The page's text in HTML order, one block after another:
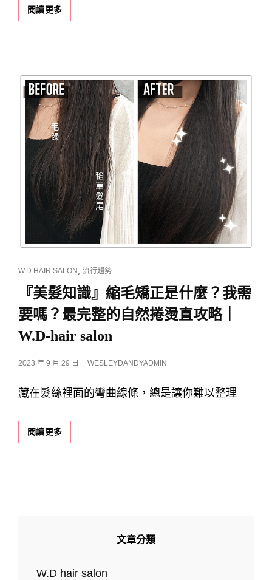
閱讀更多資
深
理
的
告
白：
自
然
捲
又
沒
時
間
整
理
頭
髮
怎
辦？
這
款
髮
最
薦
台
髮
推
W.D-
CAT
LINKS
W.D HAIR SALON 流行趨勢
『美髮知識』縮毛矯正是什麼？我需
要嗎？最完整的自然捲燙直攻略｜
W.D-hair salon
POSTED
2023 年 9 月 29 日 WESLEYDANDYADMIN
藏在髮絲裡面的彎曲線條，總是讓你難以整理
閱讀更多『美
髮
識』
我
文章分類
W.D hair salon